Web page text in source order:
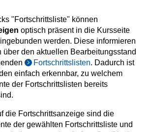
"Fortschrittsliste" können
optisch präsent in die Kursseite
werden. Diese informieren
über den aktuellen Bearbeitungsstand
Fortschrittslisten. Dadurch ist
einfach erkennbar, zu welchem
der Fortschrittslisten bereits
die Fortschrittsanzeige sind die
der gewählten Fortschrittsliste und